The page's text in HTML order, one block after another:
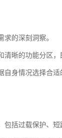
的深刻洞察。
晰的功能分区，
身情况选择合
括过载保护、